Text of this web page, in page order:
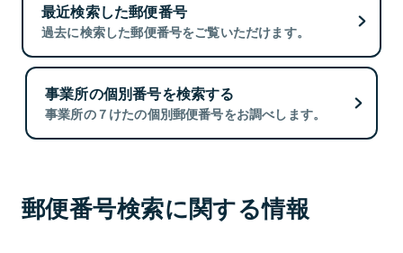
最近検索した郵便番号
過去に検索した郵便番号をご覧いただけます。
事業所の個別番号を検索する
事業所の７けたの個別郵便番号をお調べします。
郵便番号検索に関する情報